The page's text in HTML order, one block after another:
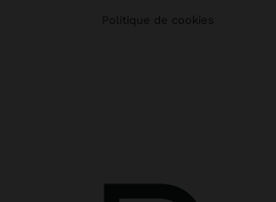
Politique de cookies